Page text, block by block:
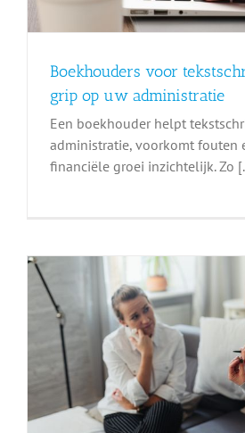
Boekhouders voor
grip op uw administratie
Een boekhouder helpt
administratie, voorkomt fouten
financiële groei inzichtelijk. Zo